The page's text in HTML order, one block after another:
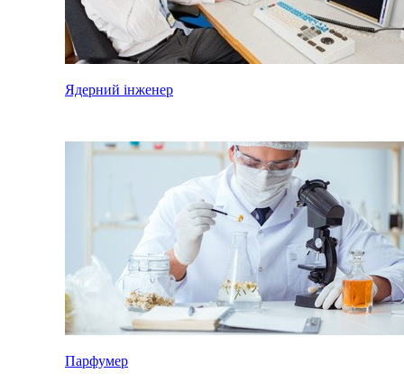
Ядерний інженер
Парфумер